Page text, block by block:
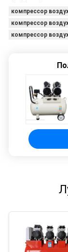
компрессор
компрессор
компрессор